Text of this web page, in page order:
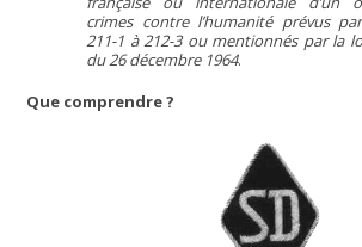
crimes contre l’humanité prévus
211-1 à 212-3 ou mentionnés par la
du 26 décembre 1964.
Que comprendre ?